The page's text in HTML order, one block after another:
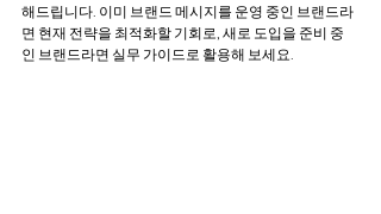
해드립니다. 이미 브랜드 메시지를 운영 중인 브랜드라
면 현재 전략을 최적화할 기회로, 새로 도입을 준비 중
인 브랜드라면 실무 가이드로 활용해 보세요.